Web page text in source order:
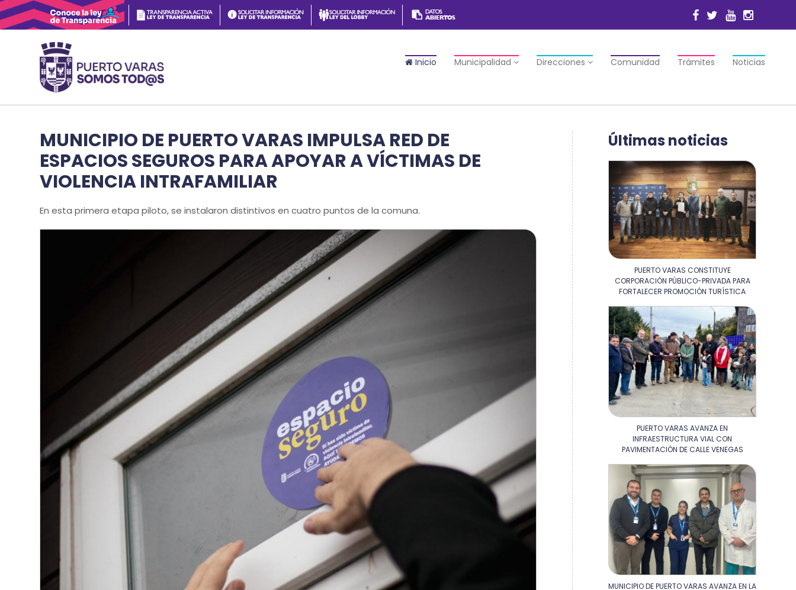
Inicio Municipalidad Direcciones Comunidad Trámites Noticias
MUNICIPIO DE PUERTO VARAS IMPULSA RED DE
ESPACIOS SEGUROS PARA APOYAR A VÍCTIMAS DE
VIOLENCIA INTRAFAMILIAR
En esta primera etapa piloto, se instalaron distintivos en cuatro puntos de la comuna.
Últimas noticias
PUERTO VARAS CONSTITUYE
CORPORACIÓN PÚBLICO-PRIVADA PARA
FORTALECER PROMOCIÓN TURÍSTICA
PUERTO VARAS AVANZA EN
INFRAESTRUCTURA VIAL CON
PAVIMENTACIÓN DE CALLE VENEGAS
MUNICIPIO DE PUERTO VARAS AVANZA EN LA